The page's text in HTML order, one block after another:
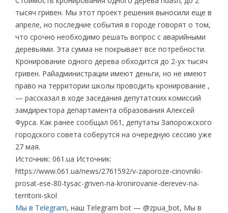
тысяч гривен. Мы этот проект решения выносили еще в
апреле, но последние события в городе говорят о том,
что срочно необходимо решать вопрос с аварийными
деревьями. Эта сумма не покрывает все потребности.
Кронирование одного дерева обходится до 2-ух тысяч
гривен. Райадминистрации имеют деньги, но не имеют
право на территории школы проводить кронирование ,
— рассказал в ходе заседания депутатских комиссий
замдиректора департамента образования Алексей
Фурса. Как ранее сообщал 061, депутаты Запорожского
городского совета соберутся на очередную сессию уже
27 мая.
Источник: 061.ua Источник:
https://www.061.ua/news/2761592/v-zaporoze-cinovniki-
prosat-ese-80-tysac-griven-na-kronirovanie-derevev-na-
territorii-skol
Мы в Telegram, наш Telegram bot — @zpua_bot, Мы в